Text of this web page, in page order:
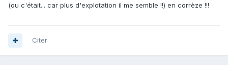
(ou c'était... car plus d'explotation il me semble !!) en corrèze !!!
Citer